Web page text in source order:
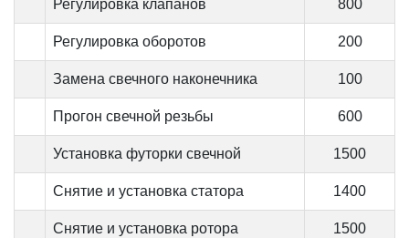
Регулировка клапанов 800
Регулировка оборотов 200
Замена свечного наконечника 100
Прогон свечной резьбы 600
Установка футорки свечной 1500
Снятие и установка статора 1400
Снятие и установка ротора 1500